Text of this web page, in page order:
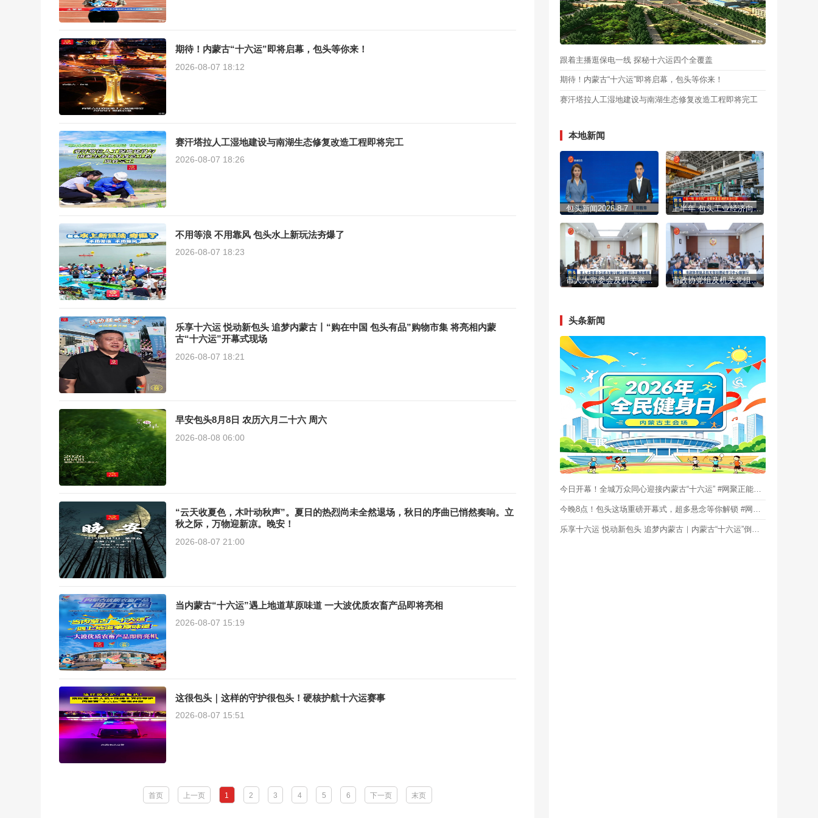
期待！内蒙古“十六运”即将启幕，包头等你来！
2026-08-07 18:12
赛汗塔拉人工湿地建设与南湖生态修复改造工程即将完工
2026-08-07 18:26
不用等浪 不用靠风 包头水上新玩法夯爆了
2026-08-07 18:23
乐享十六运 悦动新包头 追梦内蒙古丨“购在中国 包头有品”购物市集 将亮相内蒙
古“十六运”开幕式现场
2026-08-07 18:21
早安包头8月8日 农历六月二十六 周六
2026-08-08 06:00
“云天收夏色，木叶动秋声”。夏日的热烈尚未全然退场，秋日的序曲已悄然奏响。立
秋之际，万物迎新凉。晚安！
2026-08-07 21:00
当内蒙古“十六运”遇上地道草原味道 一大波优质农畜产品即将亮相
2026-08-07 15:19
这很包头｜这样的守护很包头！硬核护航十六运赛事
2026-08-07 15:51
首页 上一页 1 2 3 4 5 6 下一页 末页
跟着主播逛保电一线 探秘十六运四个全覆盖
期待！内蒙古“十六运”即将启幕，包头等你来！
赛汗塔拉人工湿地建设与南湖生态修复改造工程即将完工
本地新闻
包头新闻2026-8-7 上半年 包头工业经济向新向绿 稳中有进
市人大常委会及机关举行树立和践行正确政绩观学习教育集体学习会 市政协党组及机关党组理论学习中心组举行2026年第6次集体学习会
头条新闻
今日开幕！全城万众同心迎接内蒙古“十六运” #网聚正能量·为包头加油
今晚8点！包头这场重磅开幕式，超多悬念等你解锁 #网聚正能量·为包头加油